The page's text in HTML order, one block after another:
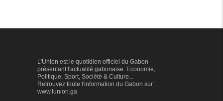
L'Union est le quotidien officiel du Gabon
présentant l'actualité gabonaise. Economie,
Politique, Sport, Société & Culture...
Retrouvez toute l'information du Gabon sur :
www.lunion.ga